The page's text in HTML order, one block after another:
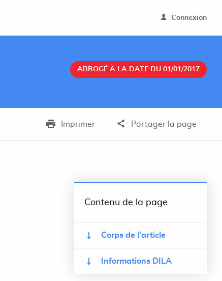
Connexion
ABROGÉ À LA DATE DU 01/01/2017
Imprimer Partager la page
Contenu de la page
Corps de l'article
Informations DILA